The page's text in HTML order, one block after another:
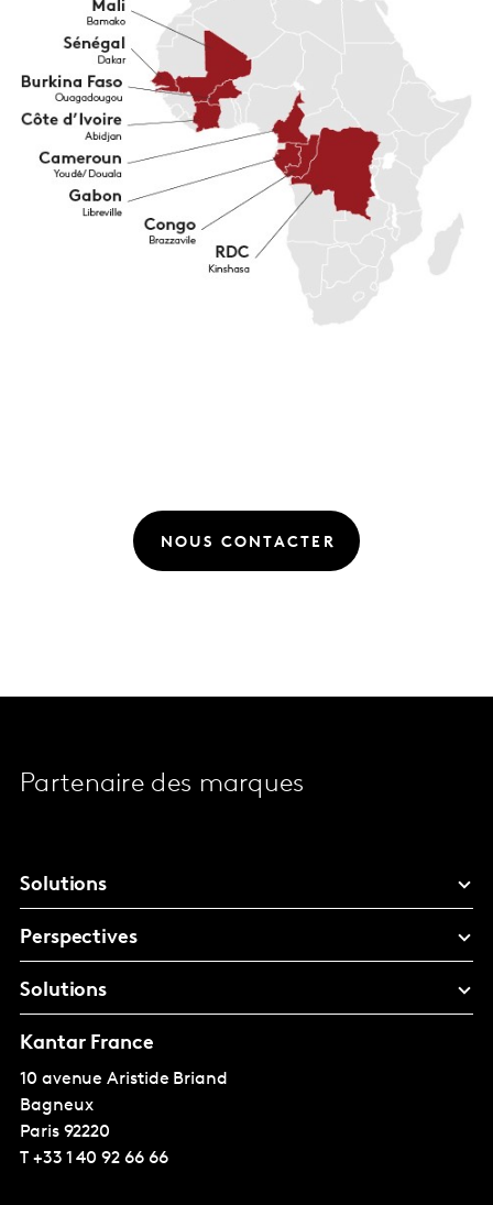
NOUS CONTACTER
Partenaire des marques
Solutions
Perspectives
Solutions
Kantar France
10 avenue Aristide Briand
Bagneux
Paris 92220
T +33 1 40 92 66 66